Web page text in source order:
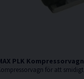
PLK Kompressorvagn